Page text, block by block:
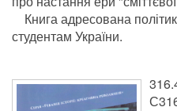
Книга адресована
студентам України.